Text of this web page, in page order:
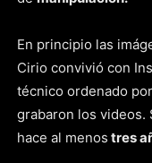
En principio las
Cirio convivió con
técnico ordenado
grabaron los videos.
hace al menos tres